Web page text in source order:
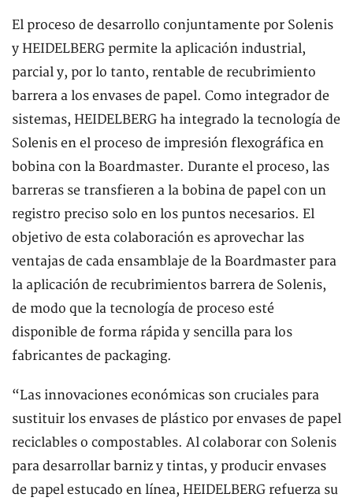
El proceso de desarrollo conjuntamente por Solenis
y HEIDELBERG permite la aplicación industrial,
parcial y, por lo tanto, rentable de recubrimiento
barrera a los envases de papel. Como integrador de
sistemas, HEIDELBERG ha integrado la tecnología de
Solenis en el proceso de impresión flexográfica en
bobina con la Boardmaster. Durante el proceso, las
barreras se transfieren a la bobina de papel con un
registro preciso solo en los puntos necesarios. El
objetivo de esta colaboración es aprovechar las
ventajas de cada ensamblaje de la Boardmaster para
la aplicación de recubrimientos barrera de Solenis,
de modo que la tecnología de proceso esté
disponible de forma rápida y sencilla para los
fabricantes de packaging.
“Las innovaciones económicas son cruciales para
sustituir los envases de plástico por envases de papel
reciclables o compostables. Al colaborar con Solenis
para desarrollar barniz y tintas, y producir envases
de papel estucado en línea, HEIDELBERG refuerza su